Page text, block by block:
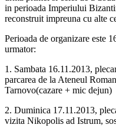
in perioada Imperiului
reconstruit impreuna cu alte
Perioada de organizare este
urmator:
1. Sambata 16.11.2013,
parcarea de la Ateneul
Tarnovo(cazare + mic dejun)
2. Duminica 17.11.2013,
vizita Nikopolis ad Istrum,